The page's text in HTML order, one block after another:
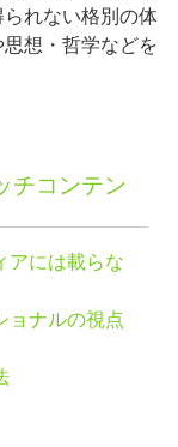
れない格別の体
想・哲学などを
チコンテン
アには載らな
ョナルの視点